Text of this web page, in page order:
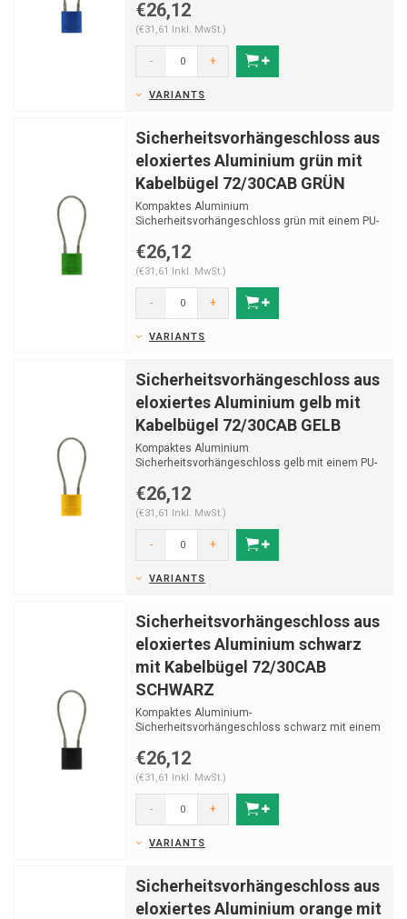
€26,12
(€31,61 Inkl. MwSt.)
- +
VARIANTS
Sicherheitsvorhängeschloss aus
eloxiertes Aluminium grün mit
Kabelbügel 72/30CAB GRÜN
Kompaktes Aluminium
Sicherheitsvorhängeschloss grün mit einem PU-
€26,12
(€31,61 Inkl. MwSt.)
- +
VARIANTS
Sicherheitsvorhängeschloss aus
eloxiertes Aluminium gelb mit
Kabelbügel 72/30CAB GELB
Kompaktes Aluminium
Sicherheitsvorhängeschloss gelb mit einem PU-
€26,12
(€31,61 Inkl. MwSt.)
- +
VARIANTS
Sicherheitsvorhängeschloss aus
eloxiertes Aluminium schwarz
mit Kabelbügel 72/30CAB
SCHWARZ
Kompaktes Aluminium-
Sicherheitsvorhängeschloss schwarz mit einem
€26,12
(€31,61 Inkl. MwSt.)
- +
VARIANTS
Sicherheitsvorhängeschloss aus
eloxiertes Aluminium orange mit